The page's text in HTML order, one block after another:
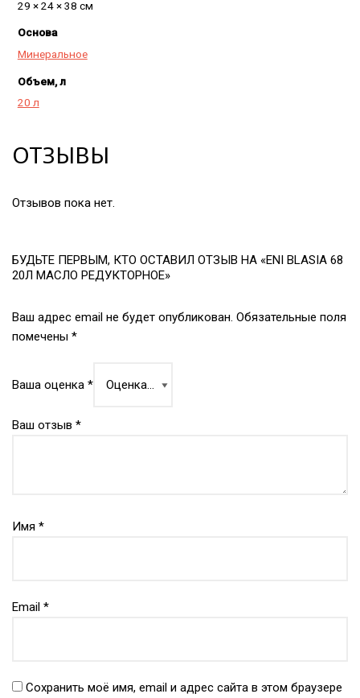
29 × 24 × 38 см
Основа
Минеральное
Объем, л
20 л
ОТЗЫВЫ
Отзывов пока нет.
БУДЬТЕ ПЕРВЫМ, КТО ОСТАВИЛ ОТЗЫВ НА «ENI BLASIA 68
20Л МАСЛО РЕДУКТОРНОЕ»
Ваш адрес email не будет опубликован. Обязательные поля
помечены *
Ваша оценка *
Ваш отзыв *
Имя *
Email *
Сохранить моё имя, email и адрес сайта в этом браузере